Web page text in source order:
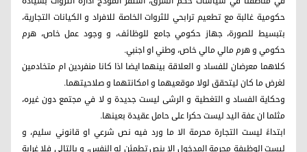
حكومية غالبة مع تطعيم ترابحي للثروات الخاصة للافراد و الكيانات التجارية،
بتبسيط للصورة، جهاز حكومي جامع للوظائف، و وجود عمل خاص، هرم
حكومي و هرم مالي مالي خاص، وطني او اجنبي.
كلاهما معرضان للفساد و العلاقة بينهما ايضا اذا كانا منفردين ام متخادمين
لغرض ما كان ليتحقق لولا موقعيهما و امكانتهما و صلاحيتهما.
وحكاية الفساد و التغطية و الرشى ليست جديدة و لا في مجتمع دون غيره،
مثلما ان عفة اليد ليست حكرا على حامل عقيدة بعينها.
ابتداءََ ليست التجارة محرمة الا ما ورد فيه نص شرعي او قانوني سليم، و